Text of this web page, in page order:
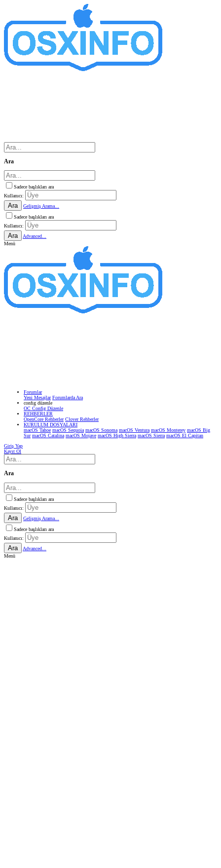
Ara
Sadece başlıkları ara
Kullanıcı:
Ara
Gelişmiş Arama...
Sadece başlıkları ara
Kullanıcı:
Ara
Advanced...
Menü
Forumlar
Yeni Mesajlar Forumlarda Ara
confıg düzenle
OC Config Düzenle
REHBERLER
OpenCore Rehberler Clover Rehberler
KURULUM DOSYALARI
macOS Tahoe macOS Sequoia macOS Sonoma macOS Ventura macOS Monterey macOS Big
Sur macOS Catalina macOS Mojave macOS High Sierra macOS Sierra macOS El Capitan
Giriş Yap
Kayıt Ol
Ara
Sadece başlıkları ara
Kullanıcı:
Ara
Gelişmiş Arama...
Sadece başlıkları ara
Kullanıcı:
Ara
Advanced...
Menü